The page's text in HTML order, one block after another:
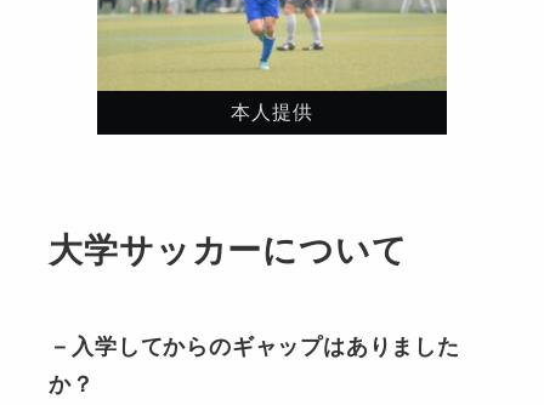
本人提供
大学サッカーについて
－入学してからのギャップはありました
か？